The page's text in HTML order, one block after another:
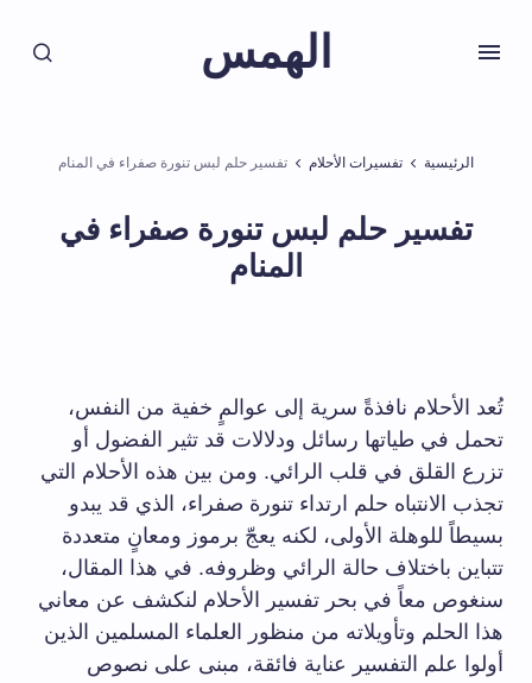
الهمس
الرئيسية تفسيرات الأحلام تفسير حلم لبس تنورة صفراء في المنام
تفسير حلم لبس تنورة صفراء في
المنام
تُعد الأحلام نافذةً سرية إلى عوالمٍ خفية من النفس،
تحمل في طياتها رسائل ودلالات قد تثير الفضول أو
تزرع القلق في قلب الرائي. ومن بين هذه الأحلام التي
تجذب الانتباه حلم ارتداء تنورة صفراء، الذي قد يبدو
بسيطاً للوهلة الأولى، لكنه يعجّ برموز ومعانٍ متعددة
تتباين باختلاف حالة الرائي وظروفه. في هذا المقال،
سنغوص معاً في بحر تفسير الأحلام لنكشف عن معاني
هذا الحلم وتأويلاته من منظور العلماء المسلمين الذين
أولوا علم التفسير عناية فائقة، مبنى على نصوص